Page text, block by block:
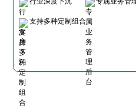
支持多种定制组合